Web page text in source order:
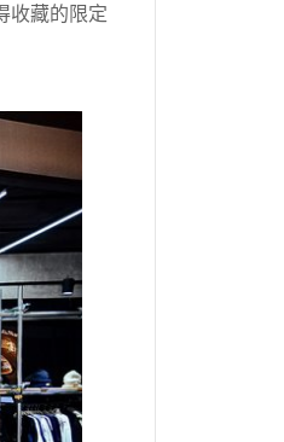
收藏的限定